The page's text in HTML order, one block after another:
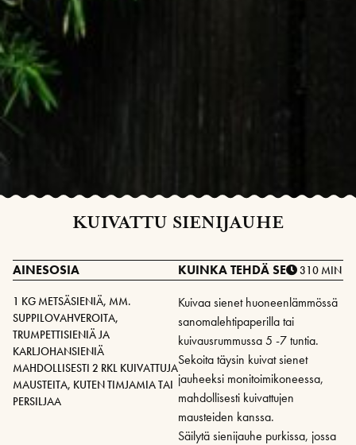
KUIVATTU SIENIJAUHE
AINESOSIA
1 KG METSÄSIENIÄ, MM.
SUPPILOVAHVEROITA,
TRUMPETTISIENIÄ JA
KARLJOHANSIENIÄ
MAHDOLLISESTI 2 RKL KUIVATTUJA
MAUSTEITA, KUTEN TIMJAMIA TAI
PERSILJAA
KUINKA TEHDÄ SE 310 MIN
Kuivaa sienet huoneenlämmössä
sanomalehtipaperilla tai
kuivausrummussa 5 -7 tuntia.
Sekoita täysin kuivat sienet
jauheeksi monitoimikoneessa,
mahdollisesti kuivattujen
mausteiden kanssa.
Säilytä sienijauhe purkissa, jossa